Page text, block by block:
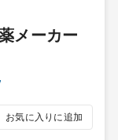
メーカー
お気に入りに追加